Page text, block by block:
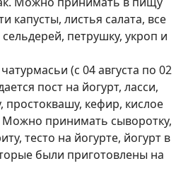
капусты, листья салата, все
петрушку, укроп и
(с 04 августа по 02
пост на йогурт, ласси,
простоквашу, кефир, кислое
Можно принимать сыворотку,
тесто на йогурте, йогурт в
были приготовлены на